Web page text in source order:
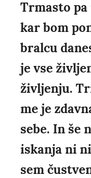
Trmasto
kar bom
bralcu
je vse
življenju.
me je
sebe. In še
iskanja ni
sem